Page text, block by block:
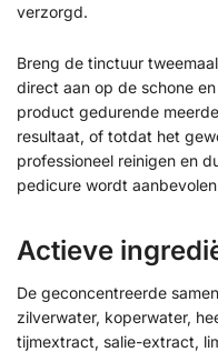
verzorgd.
Breng de tinctuur
direct aan op de schone
product gedurende
resultaat, of totdat het
professioneel reinigen en
pedicure wordt
Actieve
De geconcentreerde
zilverwater, koperwater,
tijmextract, salie-extract,